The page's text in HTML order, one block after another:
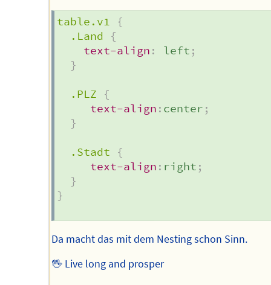
table.v1
{
.Land
{
text-align : left ;
}
.PLZ
{
text-align : center ;
}
.Stadt
{
text-align : right ;
}
}
Da macht das mit dem Nesting schon Sinn.
🖖 Live long and prosper